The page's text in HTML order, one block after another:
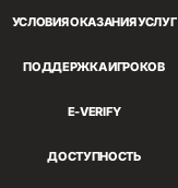
УСЛОВИЯ ОКАЗАНИЯ УСЛУГ
ПОДДЕРЖКА ИГРОКОВ
E-VERIFY
ДОСТУПНОСТЬ